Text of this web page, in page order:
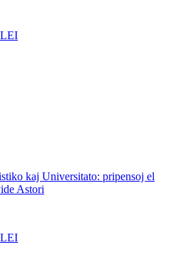
kaj Universitato: pripensoj el
Astori